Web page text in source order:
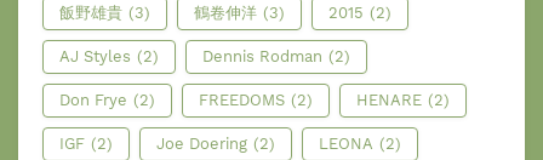
飯野雄貴 (3) 鶴卷伸洋 (3) 2015 (2)
AJ Styles (2) Dennis Rodman (2)
Don Frye (2) FREEDOMS (2) HENARE (2)
IGF (2) Joe Doering (2) LEONA (2)